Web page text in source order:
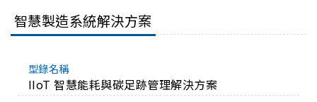
智慧製造系統解決方案
IIoT 智慧能耗與碳足跡管理解決方案